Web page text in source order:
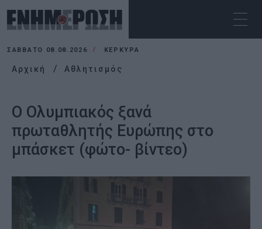
ΣΆΒΒΑΤΟ 08.08.2026 ΚΕΡΚΥΡΑ
Αρχική Αθλητισμός
Ο Ολυμπιακός ξανά
πρωταθλητής Ευρώπης στο
μπάσκετ (φώτο- βίντεο)